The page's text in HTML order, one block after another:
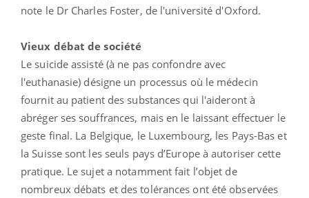
note le Dr Charles Foster, de l'université d'Oxford.
Vieux débat de société
Le suicide assisté (à ne pas confondre avec
l'euthanasie) désigne un processus où le médecin
fournit au patient des substances qui l'aideront à
abréger ses souffrances, mais en le laissant effectuer le
geste final. La Belgique, le Luxembourg, les Pays-Bas et
la Suisse sont les seuls pays d’Europe à autoriser cette
pratique. Le sujet a notamment fait l’objet de
nombreux débats et des tolérances ont été observées